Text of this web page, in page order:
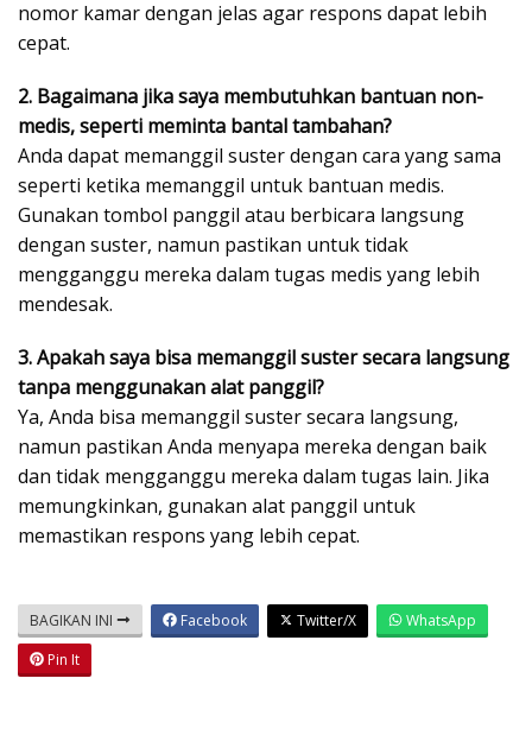
nomor kamar dengan jelas agar respons dapat lebih
cepat.
2. Bagaimana jika saya membutuhkan bantuan non-
medis, seperti meminta bantal tambahan?
Anda dapat memanggil suster dengan cara yang sama
seperti ketika memanggil untuk bantuan medis.
Gunakan tombol panggil atau berbicara langsung
dengan suster, namun pastikan untuk tidak
mengganggu mereka dalam tugas medis yang lebih
mendesak.
3. Apakah saya bisa memanggil suster secara langsung
tanpa menggunakan alat panggil?
Ya, Anda bisa memanggil suster secara langsung,
namun pastikan Anda menyapa mereka dengan baik
dan tidak mengganggu mereka dalam tugas lain. Jika
memungkinkan, gunakan alat panggil untuk
memastikan respons yang lebih cepat.
BAGIKAN INI Facebook Twitter/X
WhatsApp
Pin It